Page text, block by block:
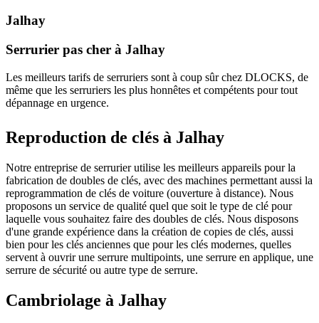
Jalhay
Serrurier pas cher à Jalhay
Les meilleurs tarifs de serruriers sont à coup sûr chez DLOCKS, de
même que les serruriers les plus honnêtes et compétents pour tout
dépannage en urgence.
Reproduction de clés à Jalhay
Notre entreprise de serrurier utilise les meilleurs appareils pour la
fabrication de doubles de clés, avec des machines permettant aussi la
reprogrammation de clés de voiture (ouverture à distance). Nous
proposons un service de qualité quel que soit le type de clé pour
laquelle vous souhaitez faire des doubles de clés. Nous disposons
d'une grande expérience dans la création de copies de clés, aussi
bien pour les clés anciennes que pour les clés modernes, quelles
servent à ouvrir une serrure multipoints, une serrure en applique, une
serrure de sécurité ou autre type de serrure.
Cambriolage à Jalhay